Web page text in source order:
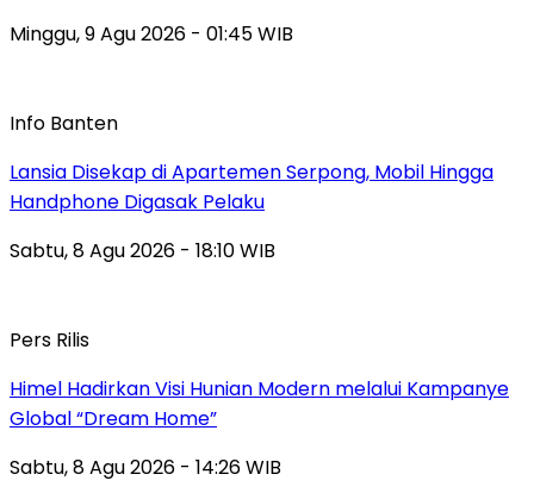
Minggu, 9 Agu 2026 - 01:45 WIB
Info Banten
Lansia Disekap di Apartemen Serpong, Mobil Hingga
Handphone Digasak Pelaku
Sabtu, 8 Agu 2026 - 18:10 WIB
Pers Rilis
Himel Hadirkan Visi Hunian Modern melalui Kampanye
Global “Dream Home”
Sabtu, 8 Agu 2026 - 14:26 WIB